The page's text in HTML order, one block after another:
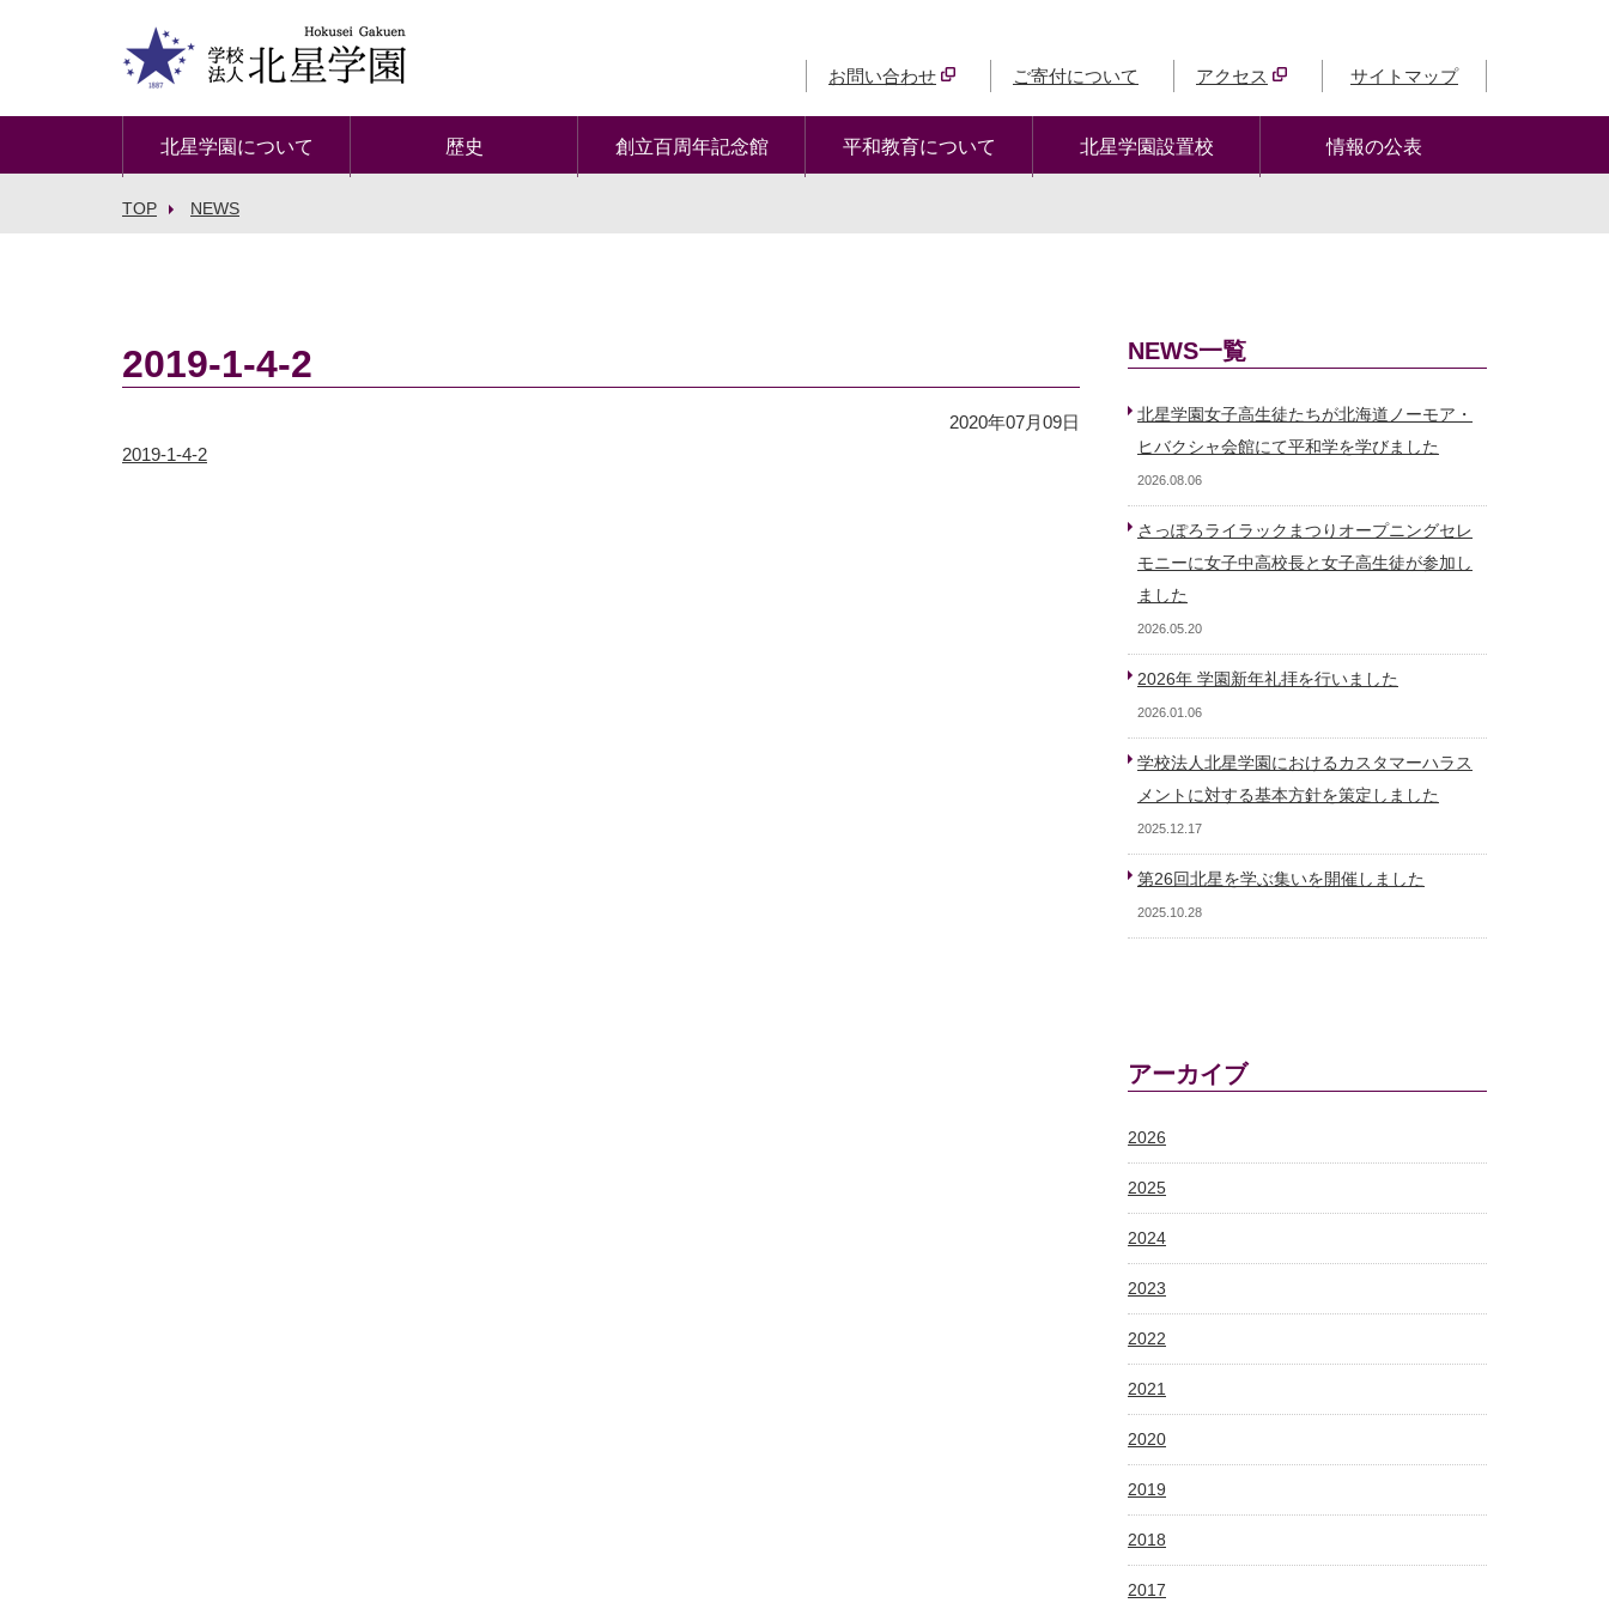
お問い合わせ ご寄付について アクセス サイトマップ
北星学園について 歴史 創立百周年記念館 平和教育について 北星学園設置校 情報の公表
TOP NEWS
2019-1-4-2
2020年07月09日
2019-1-4-2
NEWS一覧
北星学園女子高生徒たちが北海道ノーモア・
ヒバクシャ会館にて平和学を学びました
2026.08.06
さっぽろライラックまつりオープニングセレ
モニーに女子中高校長と女子高生徒が参加し
ました
2026.05.20
2026年 学園新年礼拝を行いました
2026.01.06
学校法人北星学園におけるカスタマーハラス
メントに対する基本方針を策定しました
2025.12.17
第26回北星を学ぶ集いを開催しました
2025.10.28
アーカイブ
2026
2025
2024
2023
2022
2021
2020
2019
2018
2017